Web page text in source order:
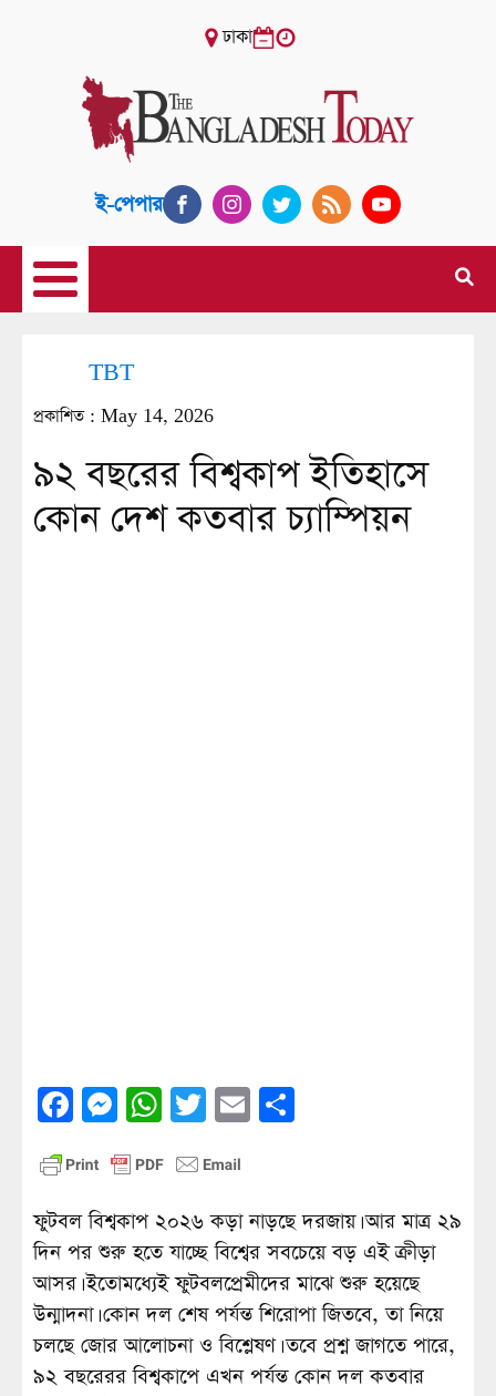
ঢাকা
ই-পেপার
TBT
প্রকাশিত : May 14, 2026
৯২ বছরের বিশ্বকাপ ইতিহাসে
কোন দেশ কতবার চ্যাম্পিয়ন
Facebook
Messenger
WhatsApp
Twitter
Email
ফুটবল বিশ্বকাপ ২০২৬ কড়া নাড়ছে দরজায়। আর মাত্র ২৯
দিন পর শুরু হতে যাচ্ছে বিশ্বের সবচেয়ে বড় এই ক্রীড়া
আসর। ইতোমধ্যেই ফুটবলপ্রেমীদের মাঝে শুরু হয়েছে
উন্মাদনা। কোন দল শেষ পর্যন্ত শিরোপা জিতবে, তা নিয়ে
চলছে জোর আলোচনা ও বিশ্লেষণ। তবে প্রশ্ন জাগতে পারে,
৯২ বছরেরর বিশ্বকাপে এখন পর্যন্ত কোন দল কতবার